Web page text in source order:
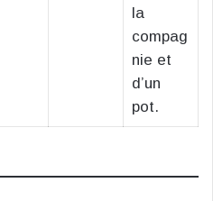
la
compag
nie et
d’un
pot.